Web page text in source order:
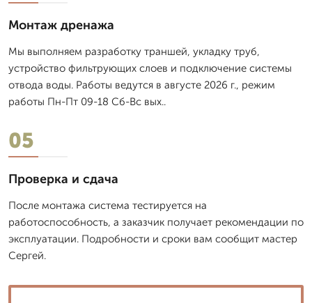
Монтаж дренажа
Мы выполняем разработку траншей, укладку труб,
устройство фильтрующих слоев и подключение системы
отвода воды. Работы ведутся в августе 2026 г., режим
работы Пн-Пт 09-18 Сб-Вс вых..
05
Проверка и сдача
После монтажа система тестируется на
работоспособность, а заказчик получает рекомендации по
эксплуатации. Подробности и сроки вам сообщит мастер
Сергей.